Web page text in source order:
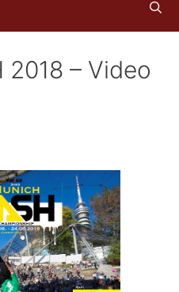
2018 – Video